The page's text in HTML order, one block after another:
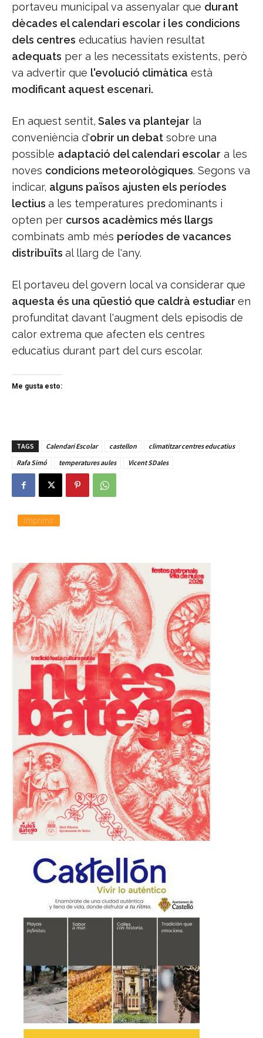
portaveu municipal va assenyalar que durant
dècades el calendari escolar i les condicions
dels centres educatius havien resultat
adequats per a les necessitats existents, però
va advertir que l'evolució climàtica està
modificant aquest escenari.
En aquest sentit, Sales va plantejar la
conveniència d'obrir un debat sobre una
possible adaptació del calendari escolar a les
noves condicions meteorològiques. Segons va
indicar, alguns països ajusten els períodes
lectius a les temperatures predominants i
opten per cursos acadèmics més llargs
combinats amb més períodes de vacances
distribuïts al llarg de l'any.
El portaveu del govern local va considerar que
aquesta és una qüestió que caldrà estudiar en
profunditat davant l'augment dels episodis de
calor extrema que afecten els centres
educatius durant part del curs escolar.
Me gusta esto:
TAGS Calendari Escolar castellon
climatitzar centres educatius
Rafa Simó
temperatures aules Vicent SDales
Imprimir